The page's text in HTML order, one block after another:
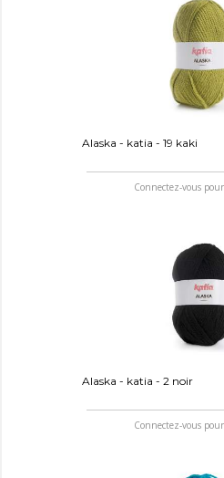
Alaska - katia - 19 kaki
Connectez-vous
Alaska - katia - 2 noir
Connectez-vous